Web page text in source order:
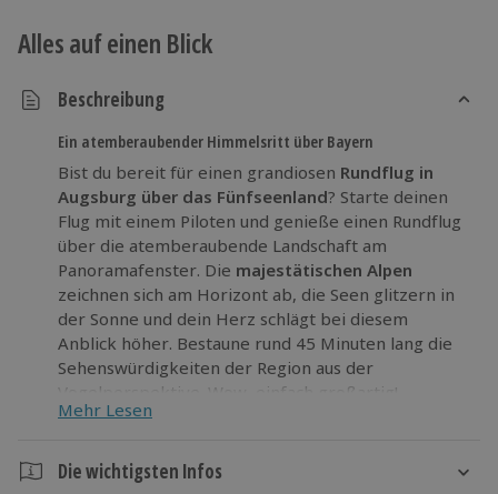
Alles auf einen Blick
Beschreibung
Ein atemberaubender Himmelsritt über Bayern
Bist du bereit für einen grandiosen Rundflug in
Augsburg über das Fünfseenland? Starte deinen
Flug mit einem Piloten und genieße einen Rundflug
über die atemberaubende Landschaft am
Panoramafenster. Die majestätischen Alpen
zeichnen sich am Horizont ab, die Seen glitzern in
der Sonne und dein Herz schlägt bei diesem
Anblick höher. Bestaune rund 45 Minuten lang die
Sehenswürdigkeiten der Region aus der
Vogelperspektive. Wow, einfach großartig!
Hebe ab und fühle dich leicht
Mehr Lesen
Die wichtigsten Infos